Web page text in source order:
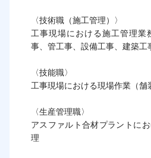
〈技術職（施工管理）〉
工事現場における施工管理業
事、管工事、設備工事、建築工
〈技能職〉
工事現場における現場作業（舗
〈生産管理職〉
アスファルト合材プラントに
理